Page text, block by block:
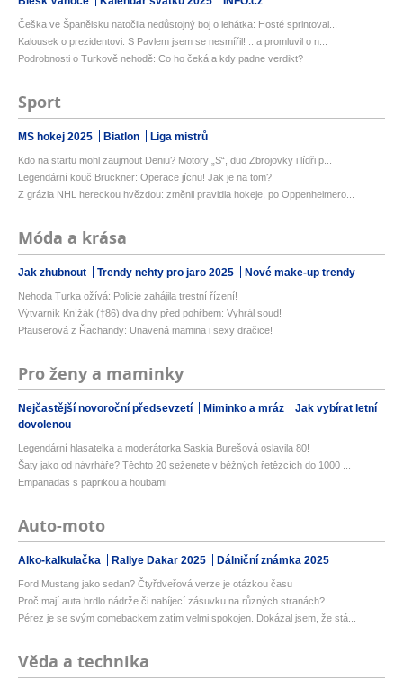
Češka ve Španělsku natočila nedůstojný boj o lehátka: Hosté sprintoval...
Kalousek o prezidentovi: S Pavlem jsem se nesmířil! ...a promluvil o n...
Podrobnosti o Turkově nehodě: Co ho čeká a kdy padne verdikt?
Sport
MS hokej 2025 Biatlon Liga mistrů
Kdo na startu mohl zaujmout Deniu? Motory „S“, duo Zbrojovky i lídři p...
Legendární kouč Brückner: Operace jícnu! Jak je na tom?
Z grázla NHL hereckou hvězdou: změnil pravidla hokeje, po Oppenheimero...
Móda a krása
Jak zhubnout Trendy nehty pro jaro 2025 Nové make-up trendy
Nehoda Turka ožívá: Policie zahájila trestní řízení!
Výtvarník Knížák (†86) dva dny před pohřbem: Vyhrál soud!
Pfauserová z Řachandy: Unavená mamina i sexy dračice!
Pro ženy a maminky
Nejčastější novoroční předsevzetí Miminko a mráz
Jak vybírat letní
dovolenou
Legendární hlasatelka a moderátorka Saskia Burešová oslavila 80!
Šaty jako od návrháře? Těchto 20 seženete v běžných řetězcích do 1000 ...
Empanadas s paprikou a houbami
Auto-moto
Alko-kalkulačka Rallye Dakar 2025 Dálniční známka 2025
Ford Mustang jako sedan? Čtyřdveřová verze je otázkou času
Proč mají auta hrdlo nádrže či nabíjecí zásuvku na různých stranách?
Pérez je se svým comebackem zatím velmi spokojen. Dokázal jsem, že stá...
Věda a technika